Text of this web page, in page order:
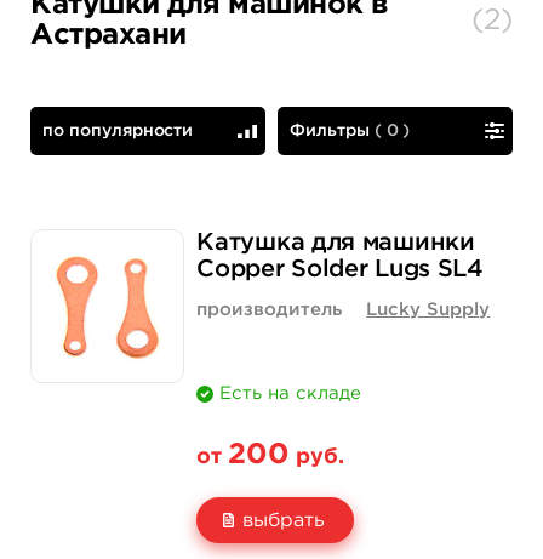
Фильтры (0 )
по популярности
Астрахани
(2)
Катушка для машинки
Copper Solder Lugs SL4
производитель Lucky Supply
Есть на складе
от 200 руб.
выбрать